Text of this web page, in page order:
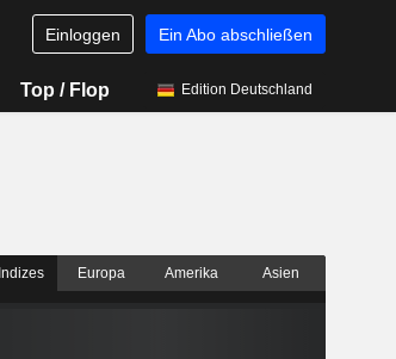
Einloggen Ein Abo abschließen
Top / Flop Edition Deutschland
Indizes Europa Amerika Asien